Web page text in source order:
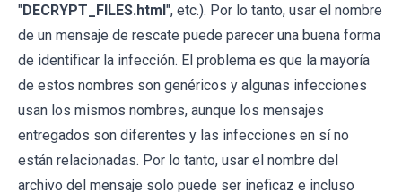
"DECRYPT_FILES.html", etc.). Por lo tanto, usar el nombre
de un mensaje de rescate puede parecer una buena forma
de identificar la infección. El problema es que la mayoría
de estos nombres son genéricos y algunas infecciones
usan los mismos nombres, aunque los mensajes
entregados son diferentes y las infecciones en sí no
están relacionadas. Por lo tanto, usar el nombre del
archivo del mensaje solo puede ser ineficaz e incluso